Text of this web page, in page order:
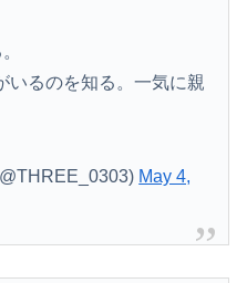
いるのを知る。一気に親
May 4,